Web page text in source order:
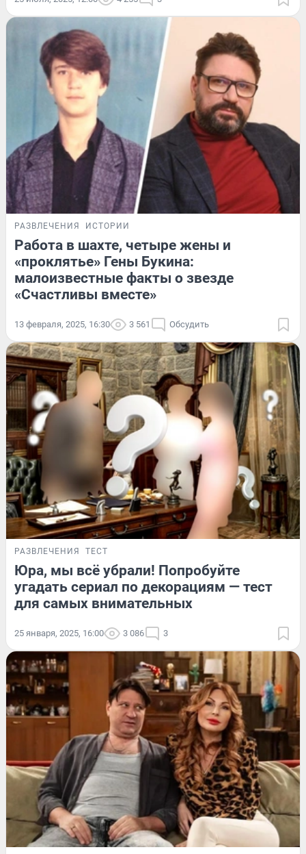
РАЗВЛЕЧЕНИЯ ИСТОРИИ
Работа в шахте, четыре жены и
«проклятье» Гены Букина:
малоизвестные факты о звезде
«Счастливы вместе»
13 февраля, 2025, 16:30 3 561 Обсудить
РАЗВЛЕЧЕНИЯ ТЕСТ
Юра, мы всё убрали! Попробуйте
угадать сериал по декорациям — тест
для самых внимательных
25 января, 2025, 16:00 3 086 3